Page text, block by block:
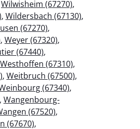
Wilwisheim (67270),
, Wildersbach (67130),
(67270),
, Weyer (67320),
(67440),
Westhoffen (67310),
, Weitbruch (67500),
(67340),
, Wangenbourg-
(67520),
(67670),